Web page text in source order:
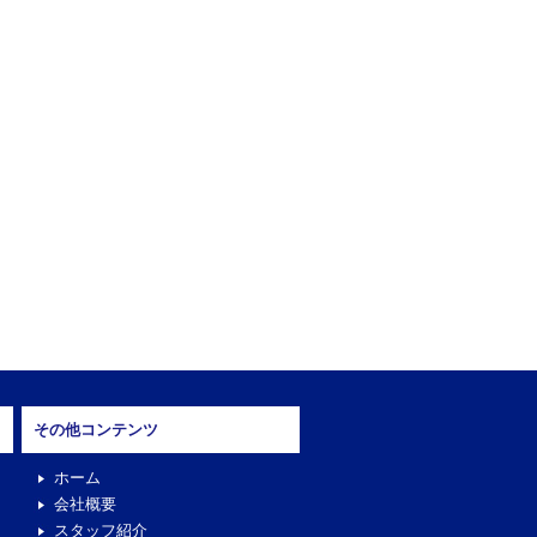
その他コンテンツ
ホーム
会社概要
スタッフ紹介